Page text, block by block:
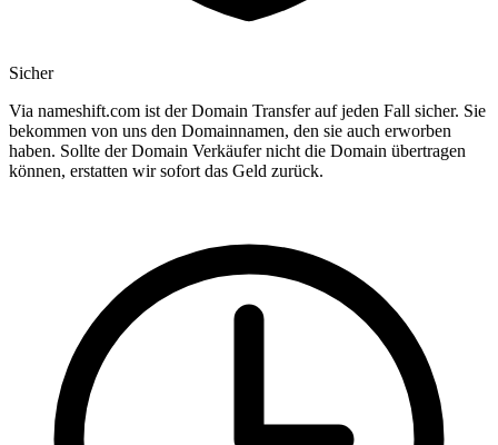
Sicher
Via nameshift.com ist der Domain Transfer auf jeden Fall sicher. Sie
bekommen von uns den Domainnamen, den sie auch erworben
haben. Sollte der Domain Verkäufer nicht die Domain übertragen
können, erstatten wir sofort das Geld zurück.